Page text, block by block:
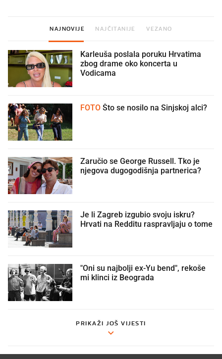
NAJNOVIJE NAJČITANIJE VEZANO
Karleuša poslala poruku Hrvatima
zbog drame oko koncerta u
Vodicama
FOTO Što se nosilo na Sinjskoj alci?
Zaručio se George Russell. Tko je
njegova dugogodišnja partnerica?
Je li Zagreb izgubio svoju iskru?
Hrvati na Redditu raspravljaju o tome
"Oni su najbolji ex-Yu bend", rekoše
mi klinci iz Beograda
PRIKAŽI JOŠ VIJESTI